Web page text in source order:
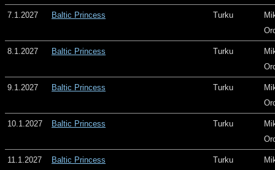
7.1.2027 Baltic Princess Turku
8.1.2027 Baltic Princess Turku
9.1.2027 Baltic Princess Turku
10.1.2027 Baltic Princess Turku
11.1.2027 Baltic Princess Turku